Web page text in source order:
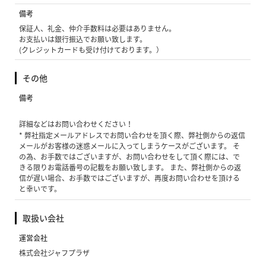
備考
保証人、礼金、仲介手数料は必要はありません。
お支払いは銀行振込でお願い致します。
(クレジットカードも受け付けております。）
その他
備考
詳細などはお問い合わせください！
* 弊社指定メールアドレスでお問い合わせを頂く際、弊社側からの返信
メールがお客様の迷惑メールに入ってしまうケースがございます。 そ
の為、お手数ではございますが、お問い合わせをして頂く際には、で
きる限りお電話番号の記載をお願い致します。 また、弊社側からの返
信が遅い場合、お手数ではございますが、再度お問い合わせを頂ける
と幸いです。
取扱い会社
運営会社
株式会社ジャフプラザ